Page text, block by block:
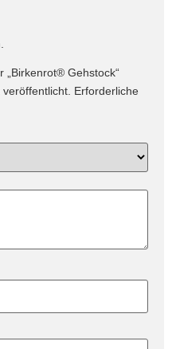
„Birkenrot® Gehstock“
Erforderliche